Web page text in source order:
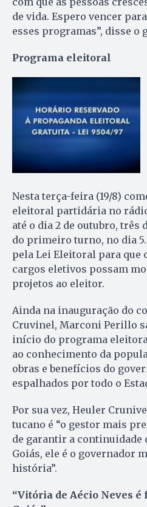
de vida. Espero vencer
esses programas”, disse o
Programa eleitoral
Nesta terça-feira (19/8)
eleitoral partidária no
até o dia 2 de outubro, três
do primeiro turno, no dia
pela Lei Eleitoral para que
cargos eletivos possam
projetos ao eleitor.
Ainda na inauguração do
Cruvinel, Marconi Perillo
início do programa
ao conhecimento da
obras e benefícios do
espalhados por todo o
Por sua vez, Heuler
tucano é “o gestor mais
de garantir a continuidade
Goiás, ele é o governador
história”.
“Vitória de Aécio Neves